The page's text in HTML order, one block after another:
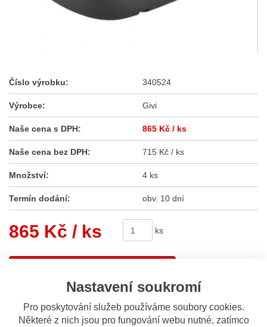
Nastavení soukromí
Pro poskytování služeb používáme soubory cookies.
Některé z nich jsou pro fungování webu nutné, zatímco
Číslo výrobku: 340524
Výrobce: Givi
Naše cena s DPH: 865 Kč / ks
Naše cena bez DPH: 715 Kč / ks
Množství: 4 ks
Termín dodání: obv. 10 dní
865 Kč / ks ks
Sdílet